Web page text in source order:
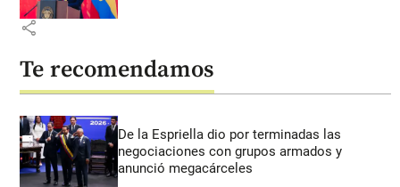
share
Te recomendamos
De la Espriella dio por terminadas las
negociaciones con grupos armados y
anunció megacárceles